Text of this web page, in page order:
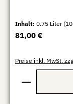
Inhalt:0.75 Liter
Regulärer Preis:
81,00 €
Preise inkl. MwSt.
Produkt